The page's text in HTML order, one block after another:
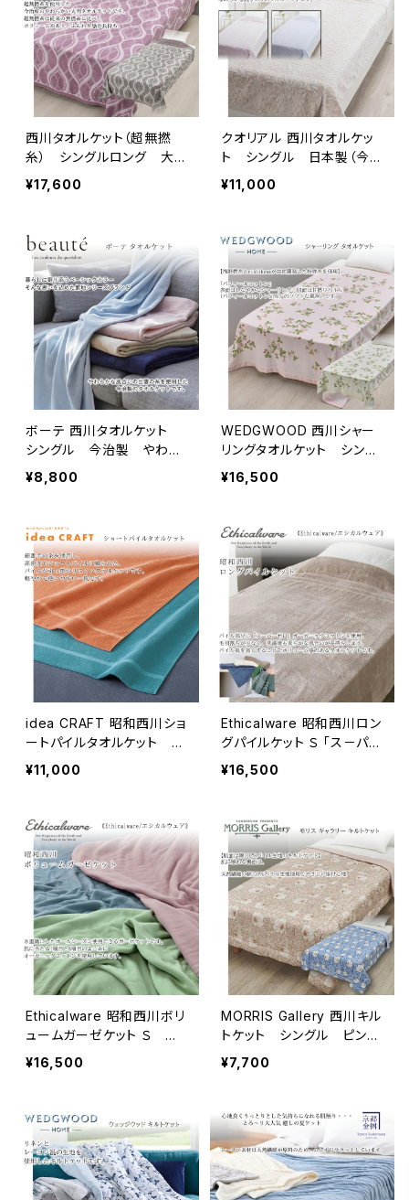
西川タオルケット（超無撚
糸） シングルロング 大判
ボリューム 日本製（今
治） ラベンダー/グレー
¥17,600
クオリアル 西川タオルケッ
ト シングル 日本製（今
治）／ジャカード織のなめら
かな肌ざわりのタオルケッ
¥11,000
ボーテ 西川タオルケット
シングル 今治製 やわら
かな風合いの出雲の糸を使
用 ピンク/ベージュ/ブル
¥8,800
WEDGWOOD 西川シャー
リングタオルケット シング
ル ワイルドストロベリー柄
／日本製(今治)／パイル糸
特殊糸「パフィールコットン」
使用 ピンク/グリーン
¥16,500
idea CRAFT 昭和西川ショ
ートパイルタオルケット
Ｓ 綿100% ポリジン加
工 日本製 ブルー/オレン
¥11,000
Ethicalware 昭和西川ロン
グパイルケット Ｓ 「ス－パー
ゼロ」オーガニックコットン
¥16,500
Ethicalware 昭和西川ボリ
ュームガーゼケット Ｓ 一
部糸にオーガニックコットン
¥16,500
MORRIS Gallery 西川キル
トケット シングル ピンパ
ーネル柄／肌面は綿100％
のパイル生地／年間使いや
ブルー
¥7,700